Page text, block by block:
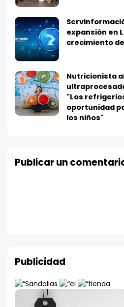
expansión en
crecimiento
Nutricionista
"Los
oportunidad
los niños"
Publicar un
Publicidad